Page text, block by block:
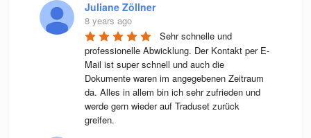
Juliane Zöllner
8 years ago
Sehr schnelle und
professionelle Abwicklung. Der Kontakt per E-
Mail ist super schnell und auch die
Dokumente waren im angegebenen Zeitraum
da. Alles in allem bin ich sehr zufrieden und
werde gern wieder auf Traduset zurück
greifen.